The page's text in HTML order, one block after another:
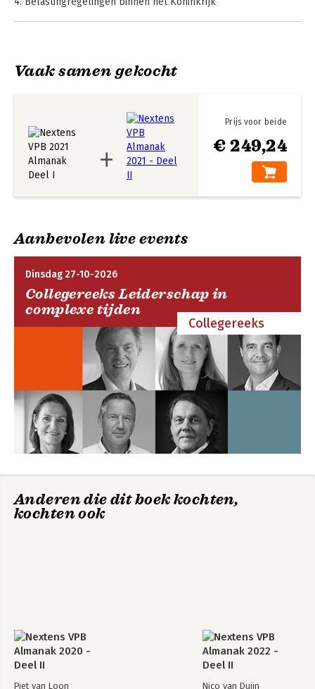
8. Project BEPS en het Anti Tax Avoidance Package EU (ATAP)
11. Sponsoring en andere ondernemersbijdragen
12. Horizontaal toezicht
13. Werkzaamheden van de FIOD
14. Wetteksten Vennootschapsbelasting
15. Wetteksten Overige wetten
17. Belangrijke besluiten
Vaak samen gekocht
€ 249,24
Prijs voor beide
Aanbevolen live events
Dinsdag 27-10-2026
Collegereeks Leiderschap in
complexe tijden
Collegereeks
Anderen die dit boek kochten,
kochten ook
Piet van Loon Nico van Duijn